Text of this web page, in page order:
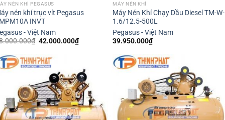
NÉN KHÍ PEGASUS
nén khí trục vít Pegasus
INVT
- Việt Nam
₫ Giá
48.000.000₫.
42.000.000₫Giá
hiện
42.000.000₫.
MÁY NÉN KHÍ
Máy Nén Khí Chạy Dầu Diesel TM-W-
1.6/12.5-500L
Pegasus - Việt Nam
39.950.000₫